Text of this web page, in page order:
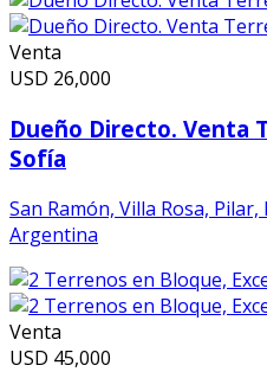
Venta
USD 26,000
Dueño Directo. Venta
Sofía
San Ramón, Villa Rosa,
Argentina
Venta
USD 45,000